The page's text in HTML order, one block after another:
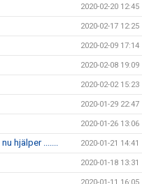
2020-02-20 12:45
2020-02-17 12:25
2020-02-09 17:14
2020-02-08 19:09
2020-02-02 15:23
2020-01-29 22:47
2020-01-26 13:06
hjälper ....... 2020-01-21 14:41
2020-01-18 13:31